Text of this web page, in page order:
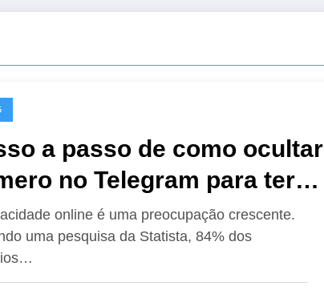
em Performance
a passo de como ocultar
no Telegram para ter
privacidade
online é uma preocupação crescente.
uma pesquisa da Statista, 84% dos